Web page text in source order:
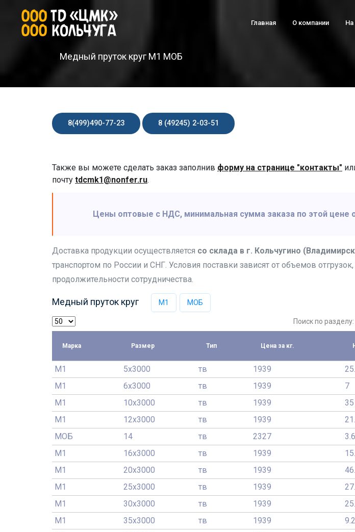
Главная О компании На
Медный пруток круг М1 МОБ
8(499)490-77-23 8 (49245) 2-03-51
Также вы можете сделать заказ заполнив форму на странице "контакты"
почту tdcmk1@nonfer.ru.
Цены оптовые с НДС, минимальная сумма заказа по этой цене
Доставка продукции осуществляется со склада в г. Кольчугино
транспортом по России и СНГ. Условия поставки зависят от объемов
продолжительности сотрудничества.
Медный пруток круг М1 МОБ
Поиск по разделу:
Марка Размер Тип Цена за кг.
М1 5x3000 тв 1939
М1
6x3000 тв 1939
7
М1
10x3000 тв 1939
35
М1
12x3000 тв 1939
МОБ
14 тв 2327
3.6
М1
16x3000 тв 1939
М1
20x3000 тв 1939
М1
25x3000 тв 1939
М1
30x3000 тв 1939
М1
35x3000 тв 1939
9.2